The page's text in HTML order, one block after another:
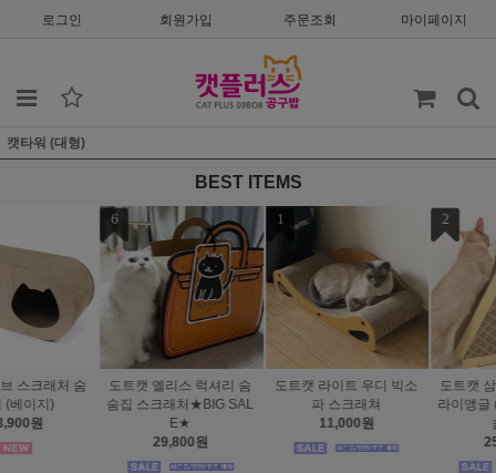
로그인 회원가입 주문조회 마이페이지
캣타워 (대형)
BEST ITEMS
도트캣 라이트 우디 빅소
파 스크래쳐
2
도트캣 삼각 스크래처 트
라이앵글 (클래식 베이지)
도트캣 내추럴 스크래처
오동나무 박스UP